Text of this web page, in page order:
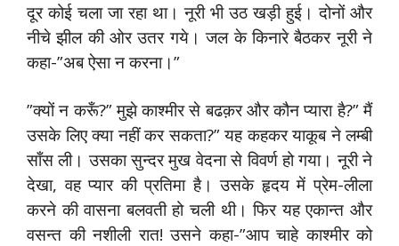
दूर कोई चला जा रहा था। नूरी भी उठ खड़ी हुई। दोनों और
नीचे झील की ओर उतर गये। जल के किनारे बैठकर नूरी ने
कहा-”अब ऐसा न करना।”
”क्यों न करूँ?” मुझे काश्मीर से बढक़र और कौन प्यारा है?” मैं
उसके लिए क्या नहीं कर सकता?” यह कहकर याकूब ने लम्बी
साँस ली। उसका सुन्दर मुख वेदना से विवर्ण हो गया। नूरी ने
देखा, वह प्यार की प्रतिमा है। उसके हृदय में प्रेम-लीला
करने की वासना बलवती हो चली थी। फिर यह एकान्त और
वसन्त की नशीली रात! उसने कहा-”आप चाहे काश्मीर को